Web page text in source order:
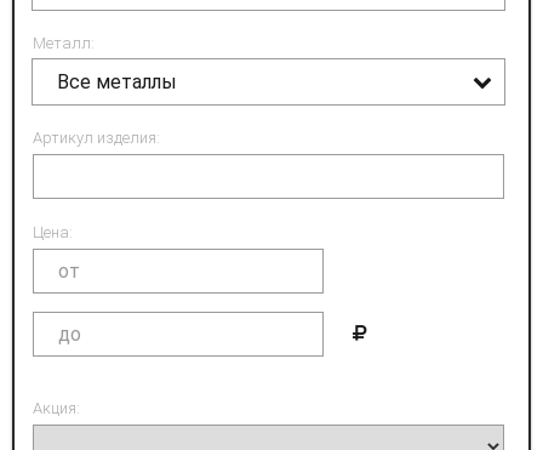
Металл:
Все металлы
Артикул изделия:
Цена:
Акция: